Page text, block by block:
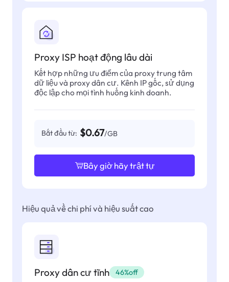
Proxy ISP hoạt động lâu dài
Kết hợp những ưu điểm của proxy trung tâm
dữ liệu và proxy dân cư. Kênh IP gốc, sử dụng
độc lập cho mọi tình huống kinh doanh.
Bắt đầu từ: $0.67/GB
Bây giờ hãy trật tự
Hiệu quả về chi phí và hiệu suất cao
Proxy dân cư tĩnh 46%off